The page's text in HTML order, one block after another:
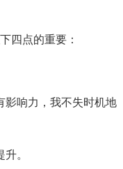
四点的重要：
影响力，我不失时机地
。